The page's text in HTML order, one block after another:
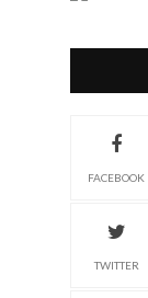
FACEBOOK
TWITTER